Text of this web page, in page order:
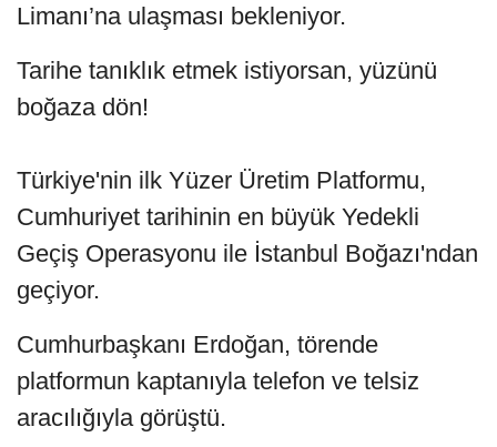
Limanı’na ulaşması bekleniyor.
Tarihe tanıklık etmek istiyorsan, yüzünü
boğaza dön!
Türkiye'nin ilk Yüzer Üretim Platformu,
Cumhuriyet tarihinin en büyük Yedekli
Geçiş Operasyonu ile İstanbul Boğazı'ndan
geçiyor.
Cumhurbaşkanı Erdoğan, törende
platformun kaptanıyla telefon ve telsiz
aracılığıyla görüştü.